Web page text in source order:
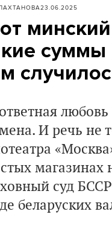
23.06.2025
суммы
И речь не
магазинах
суд
беларуских